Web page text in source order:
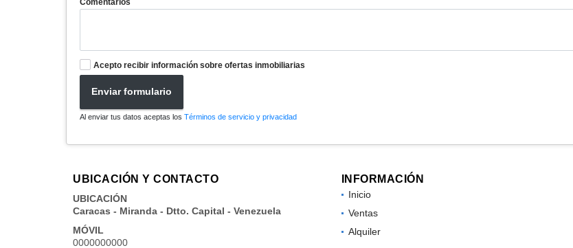
Comentarios
Acepto recibir información sobre ofertas inmobiliarias
Enviar formulario
Al enviar tus datos aceptas los Términos de servicio y privacidad
UBICACIÓN Y CONTACTO
UBICACIÓN
Caracas - Miranda - Dtto. Capital - Venezuela
MÓVIL
0000000000
INFORMACIÓN
Inicio
Ventas
Alquiler